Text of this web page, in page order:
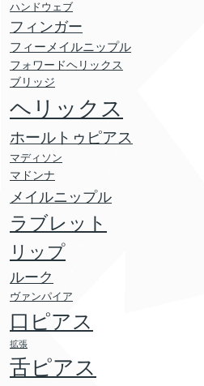
ハンドウェブ
フィンガー
フィーメイルニップル
フォワードヘリックス
ブリッジ
ヘリックス
ホールトゥピアス
マディソン
マドンナ
メイルニップル
ラブレット
リップ
ルーク
ヴァンパイア
口ピアス
拡張
舌ピアス